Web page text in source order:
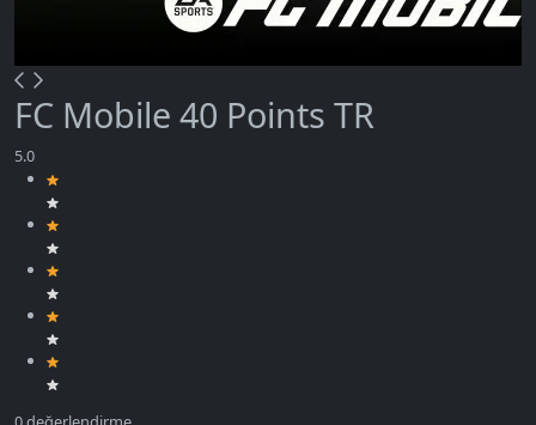
FC Mobile 40 Points TR